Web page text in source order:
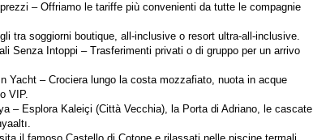
– Offriamo le tariffe più convenienti da tutte le compagnie
tra soggiorni boutique, all-inclusive o resort ultra-all-inclusive.
Senza Intoppi – Trasferimenti privati ​​o di gruppo per un arrivo
Yacht – Crociera lungo la costa mozzafiato, nuota in acque
VIP.
– Esplora Kaleiçi (Città Vecchia), la Porta di Adriano, le cascate